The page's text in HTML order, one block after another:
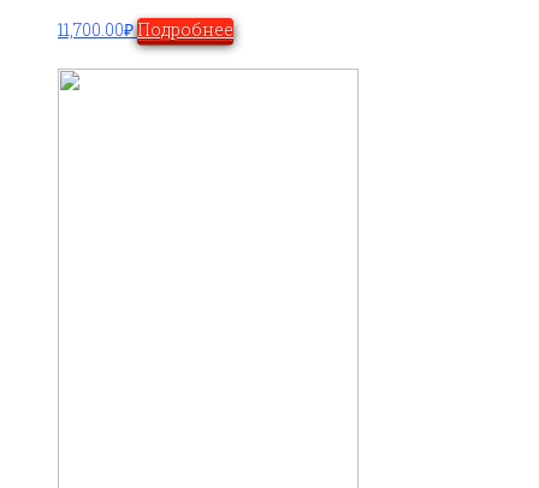
11,700.00₽Подробнее